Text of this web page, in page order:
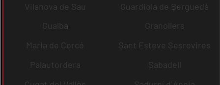
Vilanova de Sau
Guardiola de Berguedà
Gualba
Granollers
Maria de Corcó
Sant Esteve Sesrovires
Palautordera
Sabadell